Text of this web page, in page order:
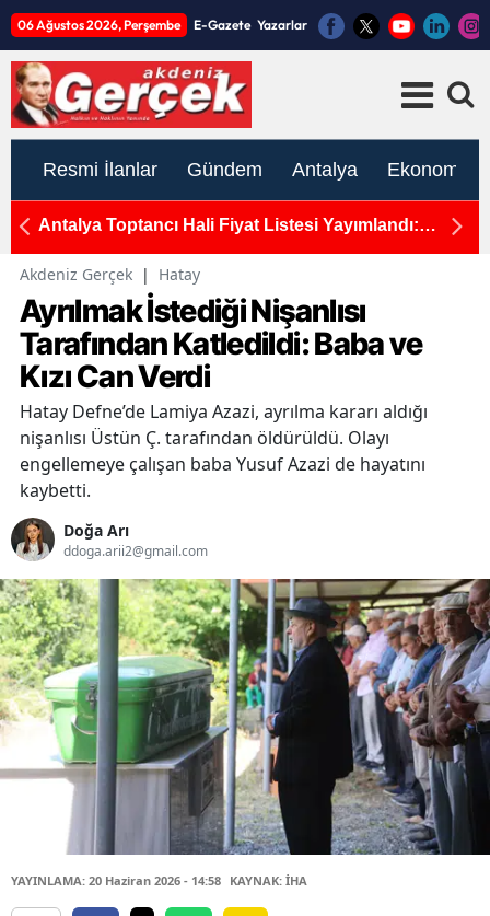
06 Ağustos 2026, Perşembe E-Gazete Yazarlar
Resmi İlanlar Gündem Antalya Ekonomi
Antalya Toptancı Hali Fiyat Listesi Yayımlandı:
Akdeniz Gerçek | Hatay
Ayrılmak İstediği Nişanlısı
Tarafından Katledildi: Baba ve
Kızı Can Verdi
Hatay Defne’de Lamiya Azazi, ayrılma kararı aldığı
nişanlısı Üstün Ç. tarafından öldürüldü. Olayı
engellemeye çalışan baba Yusuf Azazi de hayatını
kaybetti.
Doğa Arı
ddoga.arii2@gmail.com
YAYINLAMA: 20 Haziran 2026 - 14:58 KAYNAK: İHA